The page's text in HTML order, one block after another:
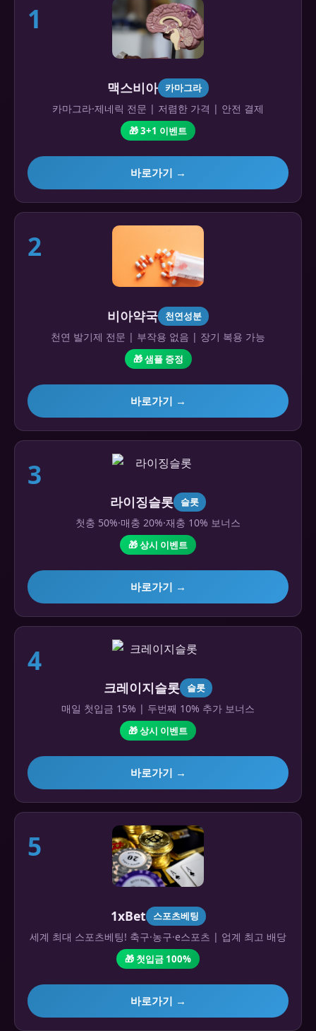
1
맥스비아 카마그라
카마그라·제네릭 전문 | 저렴한 가격 | 안전 결제
🎁 3+1 이벤트
바로가기 →
2
비아약국 천연성분
천연 발기제 전문 | 부작용 없음 | 장기 복용 가능
🎁 샘플 증정
바로가기 →
3
라이징슬롯 슬롯
첫충 50%·매충 20%·재충 10% 보너스
🎁 상시 이벤트
바로가기 →
4
크레이지슬롯 슬롯
매일 첫입금 15% | 두번째 10% 추가 보너스
🎁 상시 이벤트
바로가기 →
5
1xBet 스포츠베팅
세계 최대 스포츠베팅! 축구·농구·e스포츠 | 업계 최고 배당
🎁 첫입금 100%
바로가기 →